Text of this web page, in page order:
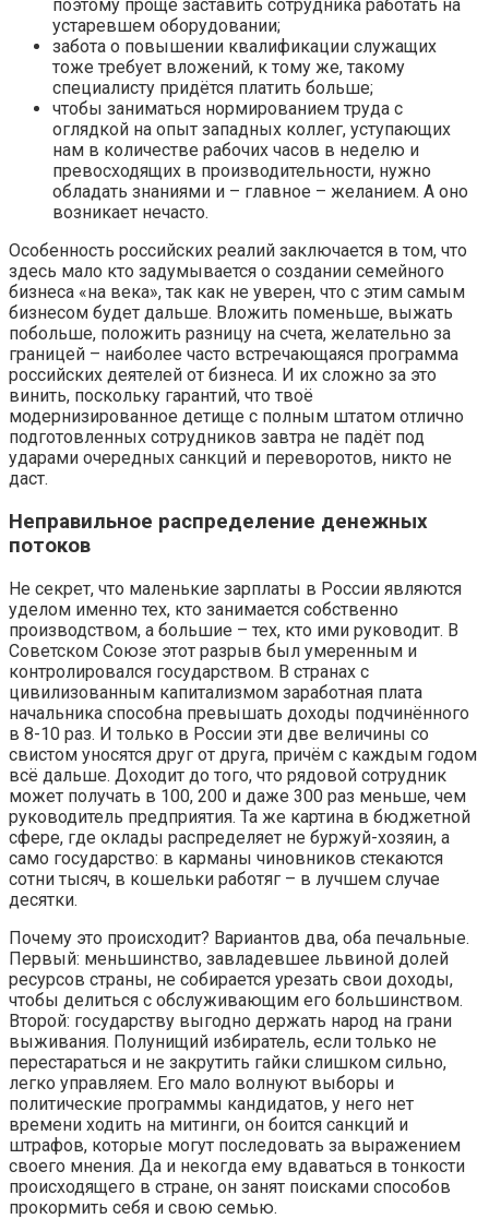
поэтому проще заставить сотрудника работать на
устаревшем оборудовании;
забота о повышении квалификации служащих
тоже требует вложений, к тому же, такому
специалисту придётся платить больше;
чтобы заниматься нормированием труда с
оглядкой на опыт западных коллег, уступающих
нам в количестве рабочих часов в неделю и
превосходящих в производительности, нужно
обладать знаниями и – главное – желанием. А оно
возникает нечасто.
Особенность российских реалий заключается в том, что
здесь мало кто задумывается о создании семейного
бизнеса «на века», так как не уверен, что с этим самым
бизнесом будет дальше. Вложить поменьше, выжать
побольше, положить разницу на счета, желательно за
границей – наиболее часто встречающаяся программа
российских деятелей от бизнеса. И их сложно за это
винить, поскольку гарантий, что твоё
модернизированное детище с полным штатом отлично
подготовленных сотрудников завтра не падёт под
ударами очередных санкций и переворотов, никто не
даст.
Неправильное распределение денежных
потоков
Не секрет, что маленькие зарплаты в России являются
уделом именно тех, кто занимается собственно
производством, а большие – тех, кто ими руководит. В
Советском Союзе этот разрыв был умеренным и
контролировался государством. В странах с
цивилизованным капитализмом заработная плата
начальника способна превышать доходы подчинённого
в 8-10 раз. И только в России эти две величины со
свистом уносятся друг от друга, причём с каждым годом
всё дальше. Доходит до того, что рядовой сотрудник
может получать в 100, 200 и даже 300 раз меньше, чем
руководитель предприятия. Та же картина в бюджетной
сфере, где оклады распределяет не буржуй-хозяин, а
само государство: в карманы чиновников стекаются
сотни тысяч, в кошельки работяг – в лучшем случае
десятки.
Почему это происходит? Вариантов два, оба печальные.
Первый: меньшинство, завладевшее львиной долей
ресурсов страны, не собирается урезать свои доходы,
чтобы делиться с обслуживающим его большинством.
Второй: государству выгодно держать народ на грани
выживания. Полунищий избиратель, если только не
перестараться и не закрутить гайки слишком сильно,
легко управляем. Его мало волнуют выборы и
политические программы кандидатов, у него нет
времени ходить на митинги, он боится санкций и
штрафов, которые могут последовать за выражением
своего мнения. Да и некогда ему вдаваться в тонкости
происходящего в стране, он занят поисками способов
прокормить себя и свою семью.